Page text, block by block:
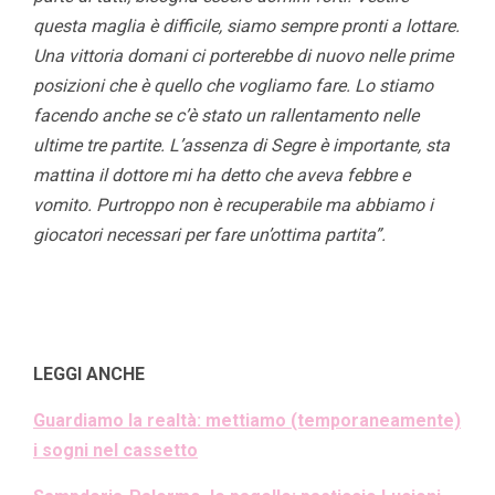
questa maglia è difficile, siamo sempre pronti a lottare.
Una vittoria domani ci porterebbe di nuovo nelle prime
posizioni che è quello che vogliamo fare. Lo stiamo
facendo anche se c’è stato un rallentamento nelle
ultime tre partite. L’assenza di Segre è importante, sta
mattina il dottore mi ha detto che aveva febbre e
vomito. Purtroppo non è recuperabile ma abbiamo i
giocatori necessari per fare un’ottima partita”.
LEGGI ANCHE
Guardiamo la realtà: mettiamo (temporaneamente)
i sogni nel cassetto